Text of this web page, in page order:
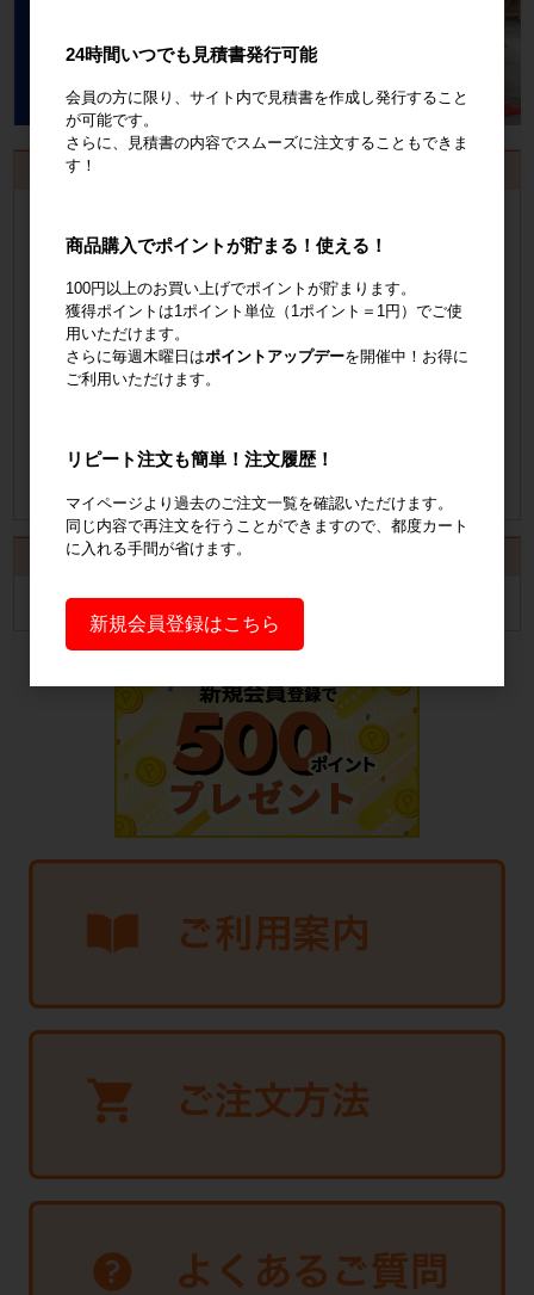
見積書の発行手順についてご案内
見積書発行手順について
カートは空です
24時間いつでも見積書発行可能
会員の方に限り、サイト内で見積書を作成し発行すること
が可能です。
さらに、見積書の内容でスムーズに注文することもできま
す！
商品購入でポイントが貯まる！使える！
100円以上のお買い上げでポイントが貯まります。
獲得ポイントは1ポイント単位（1ポイント＝1円）でご使
用いただけます。
さらに毎週木曜日はポイントアップデーを開催中！お得に
ご利用いただけます。
リピート注文も簡単！注文履歴！
マイページより過去のご注文一覧を確認いただけます。
同じ内容で再注文を行うことができますので、都度カート
に入れる手間が省けます。
新規会員登録はこちら